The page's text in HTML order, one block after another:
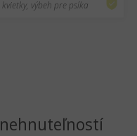
výbeh pre psíka